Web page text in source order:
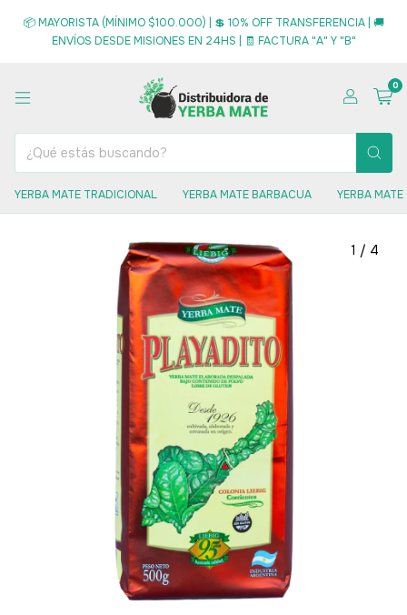
📦 MAYORISTA (MÍNIMO $100.000) | 💲 10% OFF TRANSFERENCIA | 🚚
ENVÍOS DESDE MISIONES EN 24HS | 🧾 FACTURA "A" Y "B"
0
YERBA MATE TRADICIONAL YERBA MATE BARBACUA YERBA
1 / 4